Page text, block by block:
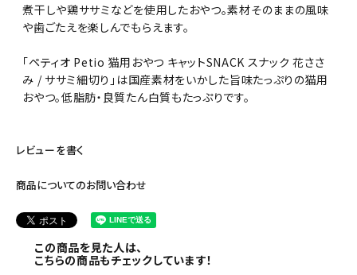
煮干しや鶏ササミなどを使用したおやつ。素材そのままの風味
や歯ごたえを楽しんでもらえます。
「ペティオ Petio 猫用おやつ キャットSNACK スナック 花ささ
み / ササミ細切り」は国産素材をいかした旨味たっぷりの猫用
おやつ。低脂肪・良質たん白質もたっぷりです。
レビューを書く
商品についてのお問い合わせ
この商品を見た人は、
こちらの商品もチェックしています！